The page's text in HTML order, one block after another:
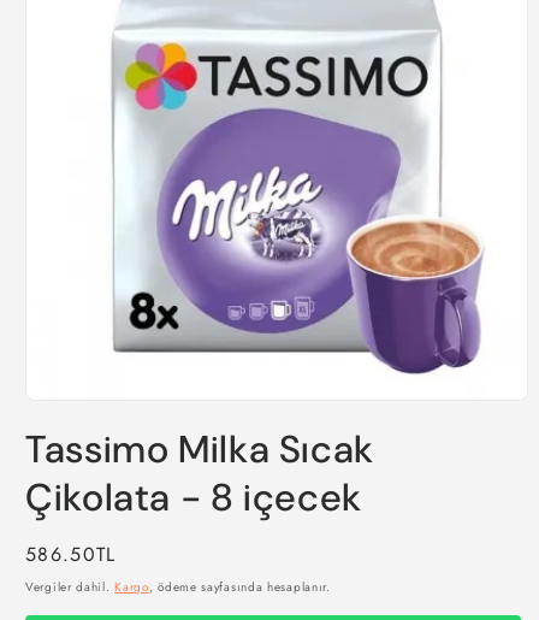
modda
oynatın
Tassimo Milka Sıcak
Çikolata - 8 içecek
Normal
fiyat
586.50TL
Vergiler dahil.Kargo, ödeme sayfasında hesaplanır.